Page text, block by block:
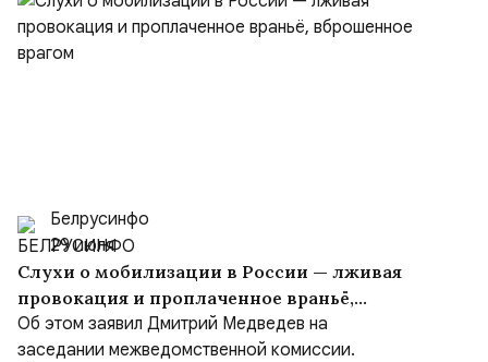
Белрусинфо
29 июля
Слухи о мобилизации в России — лживая
провокация и проплаченное враньё,
вброшенное врагом
Об этом заявил Дмитрий Медведев на
заседании межведомственной комиссии.